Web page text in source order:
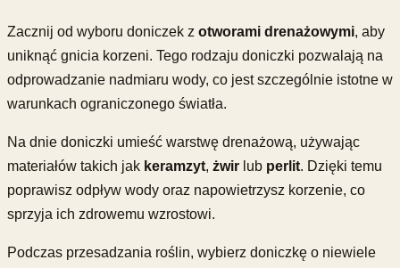
Zacznij od wyboru doniczek z otworami drenażowymi, aby
uniknąć gnicia korzeni. Tego rodzaju doniczki pozwalają na
odprowadzanie nadmiaru wody, co jest szczególnie istotne w
warunkach ograniczonego światła.
Na dnie doniczki umieść warstwę drenażową, używając
materiałów takich jak keramzyt, żwir lub perlit. Dzięki temu
poprawisz odpływ wody oraz napowietrzysz korzenie, co
sprzyja ich zdrowemu wzrostowi.
Podczas przesadzania roślin, wybierz doniczkę o niewiele